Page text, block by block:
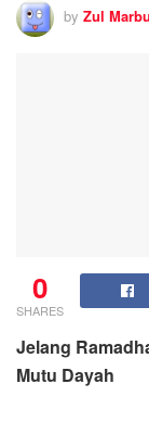
by Zul
0
SHARES
Jelang
Mutu Dayah